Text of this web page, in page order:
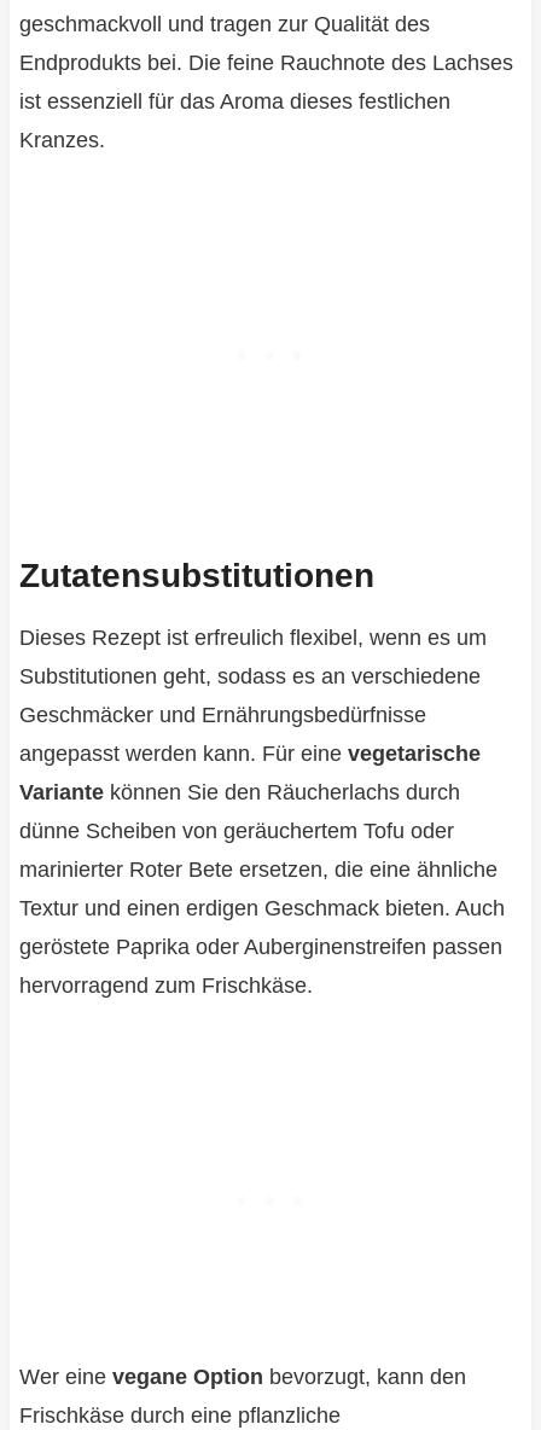
geschmackvoll und tragen zur Qualität des
Endprodukts bei. Die feine Rauchnote des Lachses
ist essenziell für das Aroma dieses festlichen
Kranzes.
Zutatensubstitutionen
Dieses Rezept ist erfreulich flexibel, wenn es um
Substitutionen geht, sodass es an verschiedene
Geschmäcker und Ernährungsbedürfnisse
angepasst werden kann. Für eine vegetarische
Variantekönnen Sie den Räucherlachs durch
dünne Scheiben von geräuchertem Tofu oder
marinierter Roter Bete ersetzen, die eine ähnliche
Textur und einen erdigen Geschmack bieten. Auch
geröstete Paprika oder Auberginenstreifen passen
hervorragend zum Frischkäse.
Wer eine vegane Option bevorzugt, kann den
Frischkäse durch eine pflanzliche